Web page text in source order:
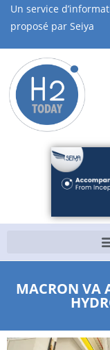
Un service
proposé par Seiya
MACRON VA